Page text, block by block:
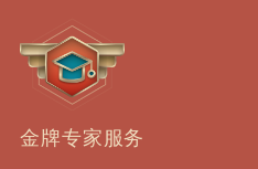
金牌专家服务